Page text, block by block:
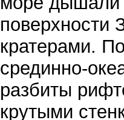
кратерами.
срединно-
разбиты
крутыми